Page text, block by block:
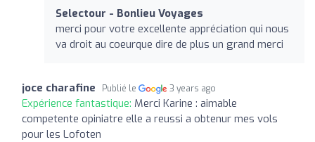
Selectour - Bonlieu Voyages
merci pour votre excellente appréciation qui nous
va droit au coeurque dire de plus un grand merci
joce charafine Publié le 3 years ago
Expérience fantastique: Merci Karine : aimable
competente opiniatre elle a reussi a obtenur mes vols
pour les Lofoten